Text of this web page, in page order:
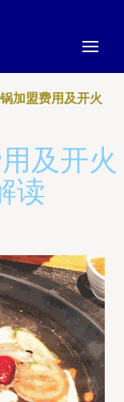
加盟费用及开火
及开火
读